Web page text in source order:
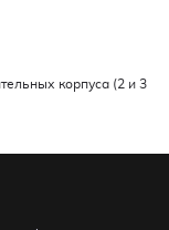
корпуса (2 и 3